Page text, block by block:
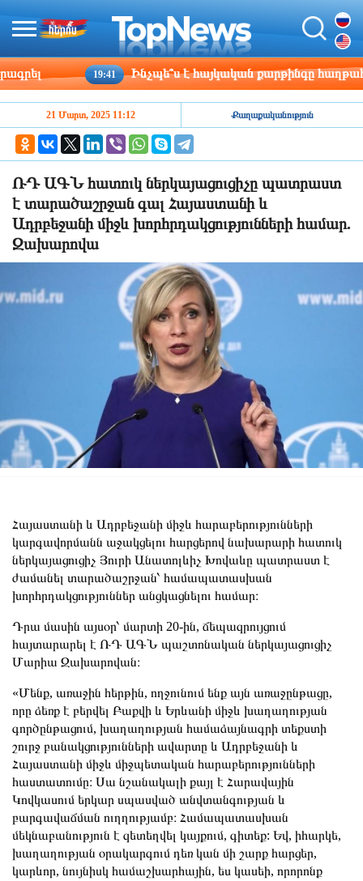
19:41 Ինչպե՞ս է հայկական քարթինգը
21 Մարտ, 2025 11:12 Քաղաքականություն
ՌԴ ԱԳՆ հատուկ ներկայացուցիչը պատրաստ
է տարածաշրջան գալ Հայաստանի և
Ադրբեջանի միջև խորհրդակցությունների համար.
Զախարովա
Հայաստանի և Ադրբեջանի միջև հարաբերությունների
կարգավորմանն աջակցելու հարցերով նախարարի հատուկ
ներկայացուցիչ Յուրի Անատոլևիչ Խովաևը պատրաստ է
ժամանել տարածաշրջան՝ համապատասխան
խորհրդակցություններ անցկացնելու համար։
Դրա մասին այսօր՝ մարտի 20-ին, ճեպազրույցում
հայտարարել է ՌԴ ԱԳՆ պաշտոնական ներկայացուցիչ
Մարիա Զախարովան։
«Մենք, առաջին հերթին, ողջունում ենք այն առաջընթացը,
որը ձեռք է բերվել Բաքվի և Երևանի միջև խաղաղության
գործընթացում, խաղաղության համաձայնագրի տեքստի
շուրջ բանակցությունների ավարտը և Ադրբեջանի և
Հայաստանի միջև միջպետական ​​հարաբերությունների
հաստատումը։ Սա նշանակալի քայլ է Հարավային
Կովկասում երկար սպասված անվտանգության և
բարգավաճման ուղղությամբ։ Համապատասխան
մեկնաբանություն է զետեղվել կայքում, գիտեք: Եվ, իհարկե,
խաղաղության օրակարգում դեռ կան մի շարք հարցեր,
կարևոր, նույնիսկ համաշխարհային, ես կասեի, որորոնք